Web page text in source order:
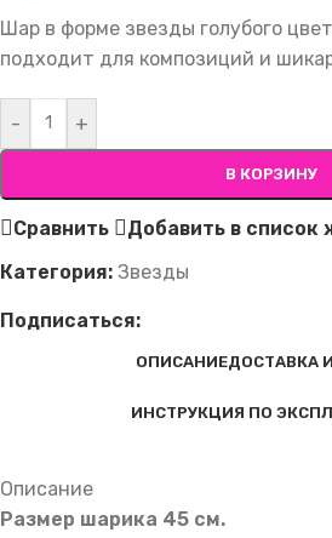
Шар в форме звезды голубого
подходит для композиций и
- +
В КОРЗИНУ
Сравнить
Добавить в список
Категория: Звезды
Подписаться:
ОПИСАНИЕДОСТАВКА
ИНСТРУКЦИЯ ПО
Описание
Размер шарика 45 см.